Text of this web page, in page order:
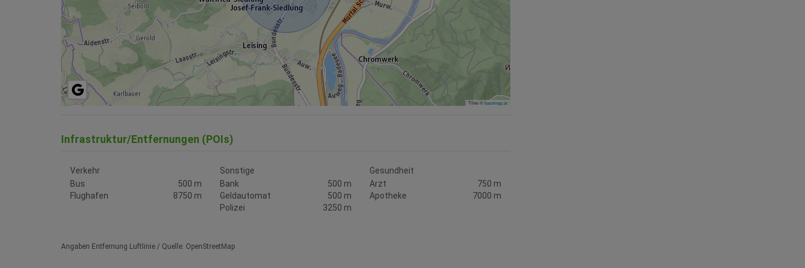
Tiles ©basemap.at
Infrastruktur/Entfernungen (POIs)
Verkehr
Bus
500 m
Flughafen
8750 m
Sonstige
Bank
500 m
Geldautomat
500 m
Polizei
3250 m
Gesundheit
Arzt
750 m
Apotheke
7000 m
Angaben Entfernung Luftlinie / Quelle: OpenStreetMap